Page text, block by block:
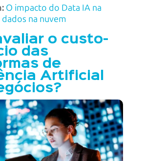
O impacto do Data IA na
na nuvem
o custo-
das
de
Artificial